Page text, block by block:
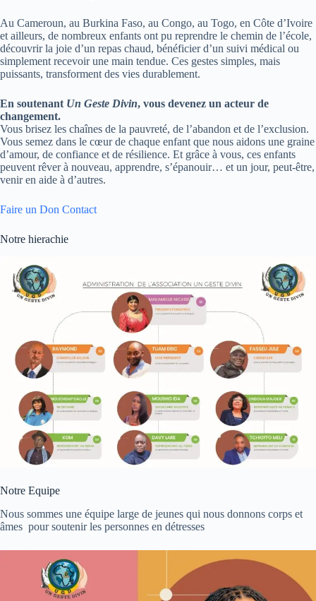
Au Cameroun, au Burkina Faso, au Congo, au Togo, en Côte d’Ivoire
et ailleurs, de nombreux enfants ont pu reprendre le chemin de l’école,
découvrir la joie d’un repas chaud, bénéficier d’un suivi médical ou
simplement recevoir une main tendue. Ces gestes simples, mais
puissants, transforment des vies durablement.
En soutenant Un Geste Divin, vous devenez un acteur de
changement.
Vous brisez les chaînes de la pauvreté, de l’abandon et de l’exclusion.
Vous semez dans le cœur de chaque enfant que nous aidons une graine
d’amour, de confiance et de résilience. Et grâce à vous, ces enfants
peuvent rêver à nouveau, apprendre, s’épanouir… et un jour, peut-être,
venir en aide à d’autres.
Faire un Don Contact
Notre hierachie
Notre Equipe
Nous sommes une équipe large de jeunes qui nous donnons corps et
âmes pour soutenir les personnes en détresses